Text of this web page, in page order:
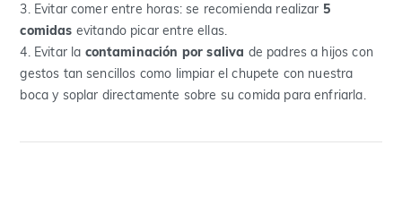
3. Evitar comer entre horas: se recomienda realizar 5
comidas evitando picar entre ellas.
4. Evitar la contaminación por saliva de padres a hijos con
gestos tan sencillos como limpiar el chupete con nuestra
boca y soplar directamente sobre su comida para enfriarla.